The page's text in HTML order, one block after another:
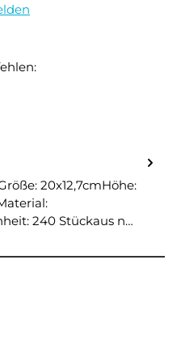
20x12,7cmHöhe:
240 Stückaus n…